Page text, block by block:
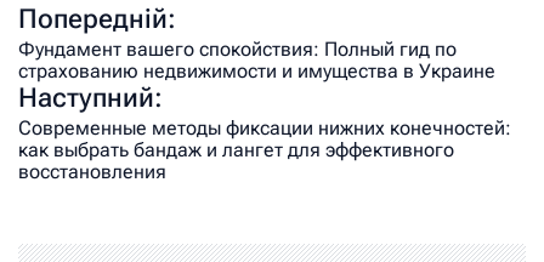
Попередній:
Фундамент вашего спокойствия: Полный гид по
страхованию недвижимости и имущества в Украине
Наступний:
Современные методы фиксации нижних конечностей:
как выбрать бандаж и лангет для эффективного
восстановления